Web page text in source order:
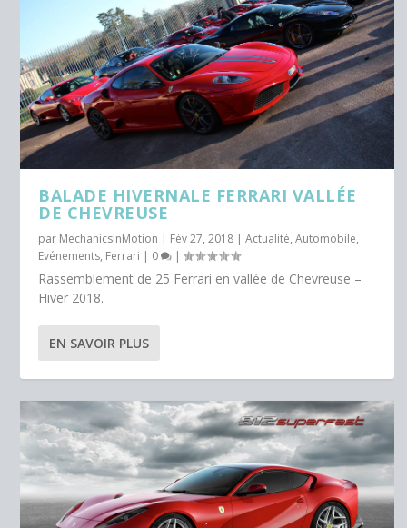
BALADE HIVERNALE FERRARI VALLÉE
DE CHEVREUSE
par MechanicsInMotion | Fév 27, 2018 |Actualité,Automobile,
Evénements, Ferrari | 0 |
Rassemblement de 25 Ferrari en vallée de Chevreuse –
Hiver 2018.
EN SAVOIR PLUS